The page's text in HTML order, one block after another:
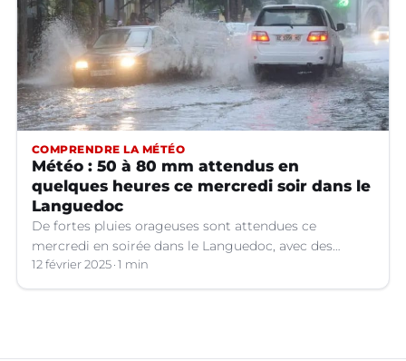
COMPRENDRE LA MÉTÉO
Météo : 50 à 80 mm attendus en
quelques heures ce mercredi soir dans le
Languedoc
De fortes pluies orageuses sont attendues ce
mercredi en soirée dans le Languedoc, avec des
cumuls importants. Les prévisions météo.
12 février 2025 1 min